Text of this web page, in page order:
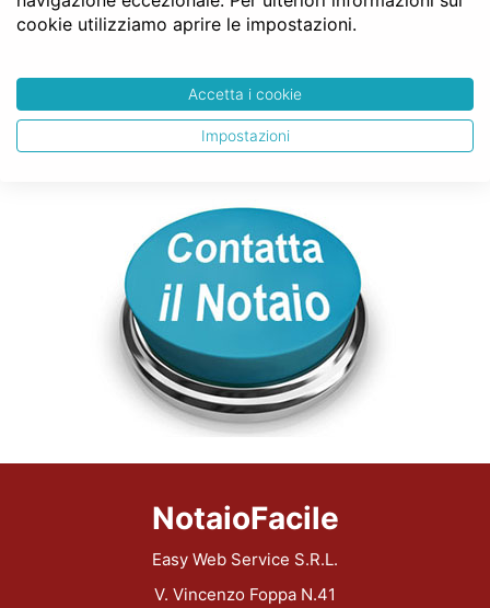
Dopo aver ricevuto in donazione un
bene sui miei diritti/doveri, tasse,
documenti… su NotaioFacile ho trovato tutto
semplicemente navigando in internet!
NotaioFacile
Easy Web Service S.R.L.
V. Vincenzo Foppa N.41
cookie utilizziamo aprire le impostazioni.
Accetta i cookie
Impostazioni